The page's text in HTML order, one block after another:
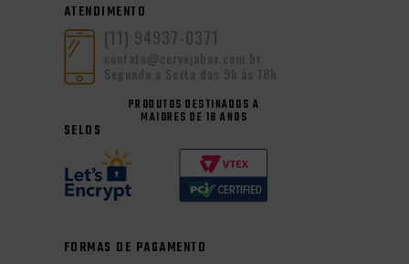
ATENDIMENTO
(11) 94937-0371
contato@cervejabox.com.br
Segunda a Sexta das 9h às 18h
PRODUTOS DESTINADOS A
MAIORES DE 18 ANOS
SELOS
FORMAS DE PAGAMENTO